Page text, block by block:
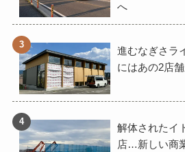
へ
進むなぎさラ
にはあの2店
解体されたイ
店…新しい商